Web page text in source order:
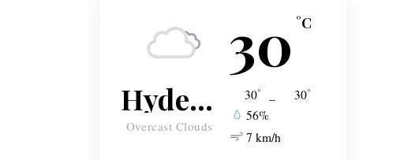
30 °C
Hyderabad
Overcast Clouds
30° 30°
56%
7 km/h